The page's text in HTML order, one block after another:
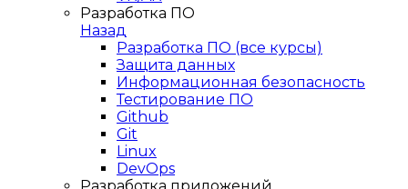
Разработка ПО
Назад
Разработка ПО (все курсы)
Защита данных
Информационная безопасность
Тестирование ПО
Github
Git
Linux
DevOps